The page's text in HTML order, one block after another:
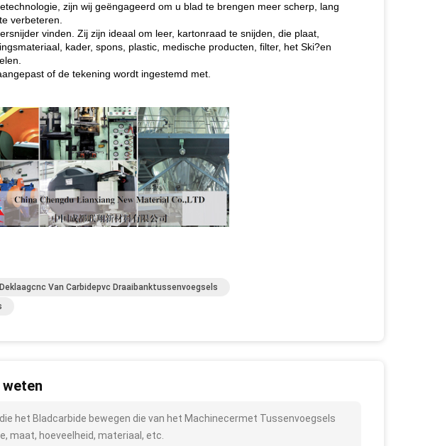
zijn wij geëngageerd om u blad te brengen meer scherp, lang
verbeteren.
vinden. Zij zijn ideaal om leer, kartonraad te snijden, die plaat,
kader, spons, plastic, medische producten, filter, het Ski?en
of de tekening wordt ingestemd met.
Deklaagcnc Van Carbidepvc Draaibanktussenvoegsels
het Bladcarbide bewegen die van het Machinecermet Tussenvoegsels
maat, hoeveelheid, materiaal, etc.